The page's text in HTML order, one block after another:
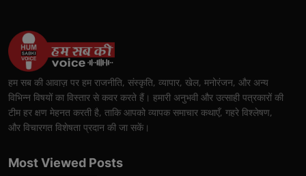
हम सब की आवाज़ पर हम राजनीति, संस्कृति, व्यापार, खेल, मनोरंजन, और अन्य
विभिन्न विषयों का विस्तार से कवर करते हैं। हमारी अनुभवी और उत्साही पत्रकारों की
टीम हर क्षण मेहनत करती है, ताकि आपको व्यापक समाचार कथाएँ, गहरे विश्लेषण,
और विचारगत विशेषता प्रदान की जा सकें।
Most Viewed Posts